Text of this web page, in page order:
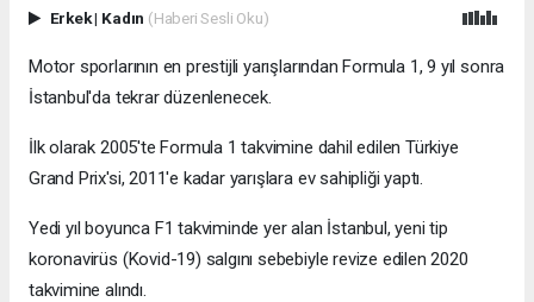
Erkek| Kadın (Haberi Sesli Oku)
Motor sporlarının en prestijli yarışlarından Formula 1, 9 yıl sonra
İstanbul'da tekrar düzenlenecek.
İlk olarak 2005'te Formula 1 takvimine dahil edilen Türkiye
Grand Prix'si, 2011'e kadar yarışlara ev sahipliği yaptı.
Yedi yıl boyunca F1 takviminde yer alan İstanbul, yeni tip
koronavirüs (Kovid-19) salgını sebebiyle revize edilen 2020
takvimine alındı.